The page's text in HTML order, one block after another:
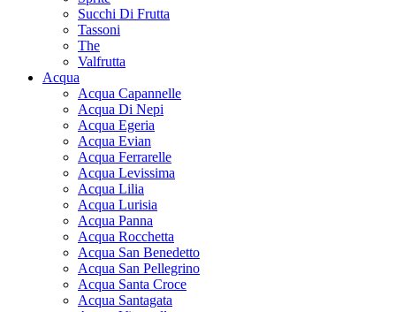
Succhi Di Frutta
Tassoni
The
Valfrutta
Acqua
Acqua Capannelle
Acqua Di Nepi
Acqua Egeria
Acqua Evian
Acqua Ferrarelle
Acqua Levissima
Acqua Lilia
Acqua Lurisia
Acqua Panna
Acqua Rocchetta
Acqua San Benedetto
Acqua San Pellegrino
Acqua Santa Croce
Acqua Santagata